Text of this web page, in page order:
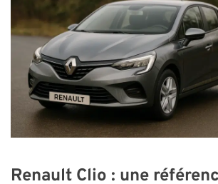
Renault Clio : une